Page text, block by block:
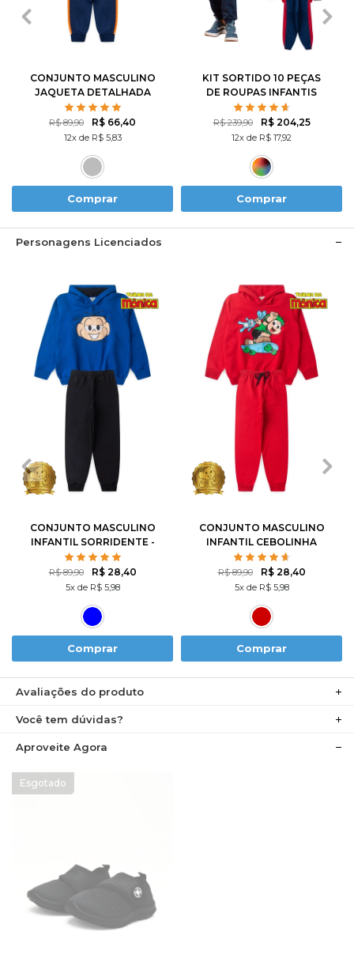
3 4
CONJUNTO MASCULINO
JAQUETA DETALHADA
R$ 89,90 R$ 66,40
12x de R$ 5,83
Comprar
2
14
KIT SORTIDO 10 PEÇAS
DE ROUPAS INFANTIS
MASCULINO INVERNO - 5
CASACOS + 5 CALÇAS
R$ 239,90 R$ 204,25
12x de R$ 17,92
Comprar
Personagens Licenciados
1 3 4
CONJUNTO MASCULINO
INFANTIL SORRIDENTE -
TURMA DA MÔNICA
R$ 89,90 R$ 28,40
5x de R$ 5,98
Comprar
1 3 4
CONJUNTO MASCULINO
INFANTIL CEBOLINHA
SKATISTA - TURMA DA
MÔNICA
R$ 89,90 R$ 28,40
5x de R$ 5,98
Comprar
Avaliações do produto
Você tem dúvidas?
Aproveite Agora